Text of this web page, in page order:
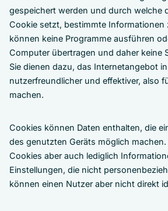
gespeichert werden und durch welche
Cookie setzt, bestimmte Informationen
können keine Programme ausführen
Computer übertragen und daher keine
Sie dienen dazu, das Internetangebot
nutzerfreundlicher und effektiver, also
machen.
Cookies können Daten enthalten, die
des genutzten Geräts möglich machen.
Cookies aber auch lediglich
Einstellungen, die nicht
können einen Nutzer aber nicht direkt